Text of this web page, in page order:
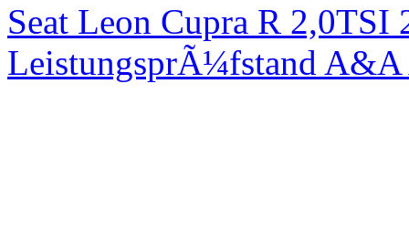
Seat Leon Cupra R
LeistungsprÃ¼fstand